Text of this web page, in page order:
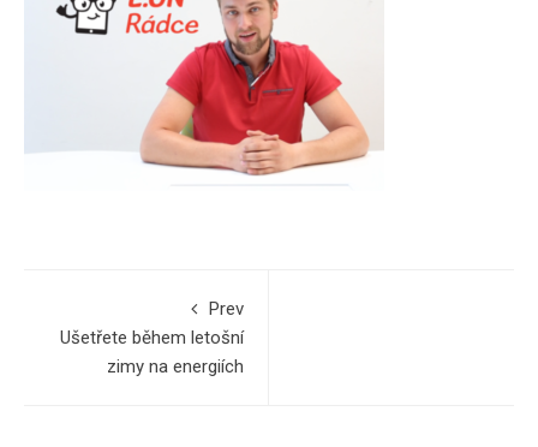
Prev
Ušetřete během letošní
zimy na energiích